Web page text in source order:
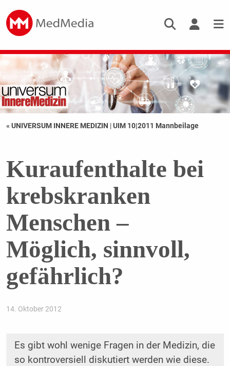
« UNIVERSUM INNERE MEDIZIN |UIM 10|2011 Mannbeilage
Kuraufenthalte bei
krebskranken
Menschen –
Möglich, sinnvoll,
gefährlich?
14. Oktober 2012
Es gibt wohl wenige Fragen in der Medizin, die
so kontroversiell diskutiert werden wie diese.